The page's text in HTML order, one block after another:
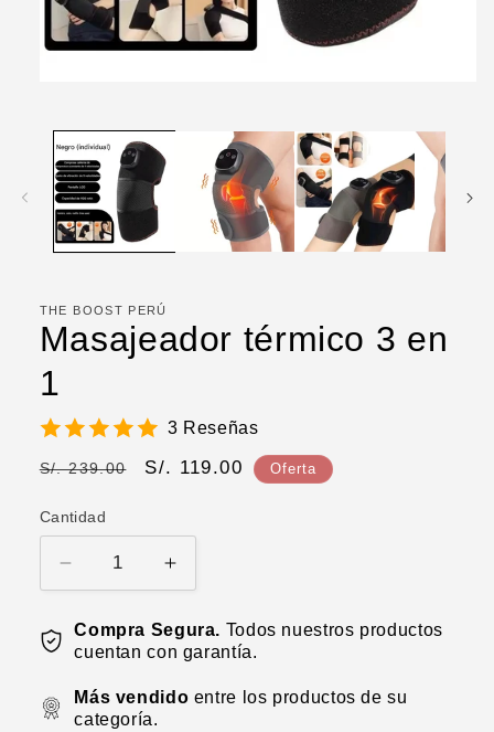
una
ventana
modal
THE BOOST PERÚ
Masajeador térmico 3 en
1
3 Reseñas
Precio
S/. 239.00
Precio
S/. 119.00 Oferta
Cantidad
Reducir
cantidad
para
Masajeador
3
en
Aumentar
cantidad
para
Masajeador
3
Compra Segura. Todos nuestros productos
cuentan con garantía.
Más vendido entre los productos de su
categoría.